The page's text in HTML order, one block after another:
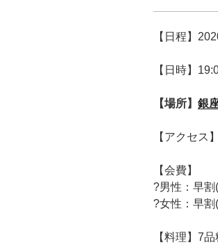
【日程】
【日時】
【場所】 銀
【アクセス
【会費】
?男性： 早割
?女性： 早割
【料理】7